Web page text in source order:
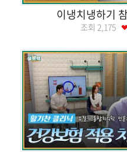
이냉치냉하기
조회 2,175